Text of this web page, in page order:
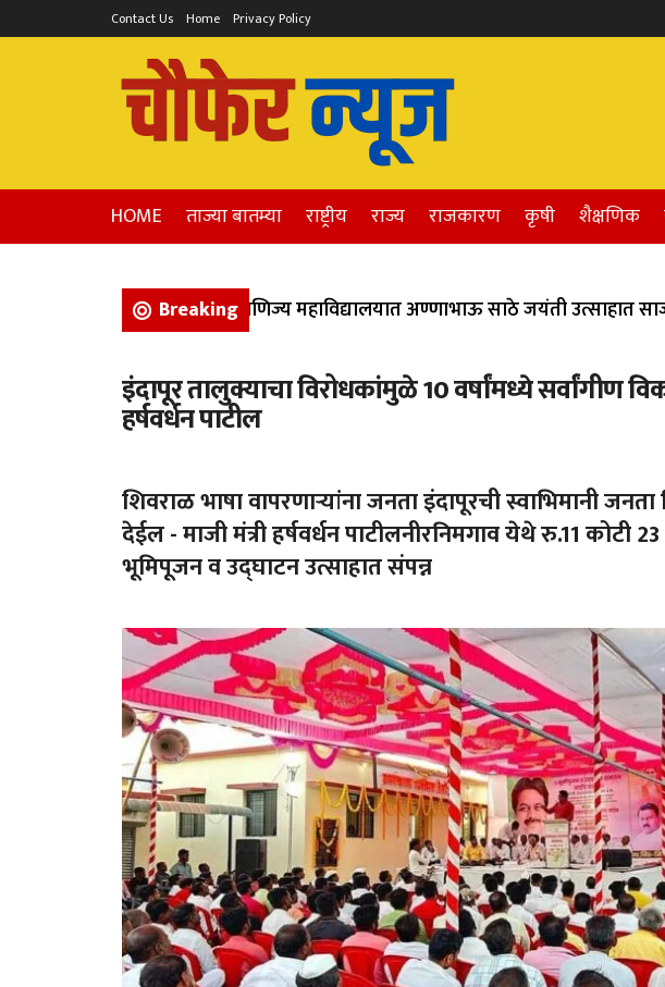
Contact Us Home Privacy Policy
HOME ताज्या बातम्या राष्ट्रीय राज्य राजकारण कृषी शैक्षणिक
Breaking
येथील कला, विज्ञान, आणि वाणिज्य महाविद्यालयात अण्णाभाऊ साठे जयंती उत्साहात साजरी.
इंदापूर तालुक्याचा विरोधकांमुळे 10 वर्षांमध्ये सर्वांगीण
हर्षवर्धन पाटील
शिवराळ भाषा वापरणाऱ्यांना जनता इंदापूरची स्वाभिमानी
देईल - माजी मंत्री हर्षवर्धन पाटीलनीरनिमगाव येथे रु.11 कोटी
भूमिपूजन व उद्घाटन उत्साहात संपन्न